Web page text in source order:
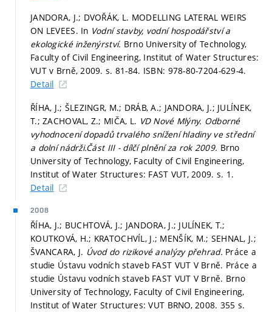
JANDORA, J.; DVOŘÁK, L. MODELLING LATERAL WEIRS
ON LEVEES. In Vodní stavby, vodní hospodářství a
ekologické inženýrství. Brno University of Technology,
Faculty of Civil Engineering, Institut of Water Structures:
VUT v Brně, 2009.s. 81-84. ISBN: 978-80-7204-629-4.
Detail
ŘÍHA, J.; ŠLEZINGR, M.; DRÁB, A.; JANDORA, J.; JULÍNEK,
T.; ZACHOVAL, Z.; MIČA, L. VD Nové Mlýny. Odborné
vyhodnocení dopadů trvalého snížení hladiny ve střední
a dolní nádrži.Část III - dílčí plnění za rok 2009. Brno
University of Technology, Faculty of Civil Engineering,
Institut of Water Structures: FAST VUT, 2009. s. 1.
Detail
2008
ŘÍHA, J.; BUCHTOVÁ, J.; JANDORA, J.; JULÍNEK, T.;
KOUTKOVÁ, H.; KRATOCHVÍL, J.; MENŠÍK, M.; SEHNAL, J.;
ŠVANCARA, J. Úvod do rizikové analýzy přehrad. Práce a
studie Ústavu vodních staveb FAST VUT V Brně. Práce a
studie Ústavu vodních staveb FAST VUT V Brně. Brno
University of Technology, Faculty of Civil Engineering,
Institut of Water Structures: VUT BRNO, 2008. 355 s.